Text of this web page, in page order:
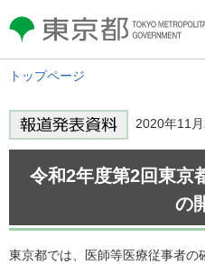
東京都 TOKYO METROPOLITAN
GOVERNMENT
トップページ
2020年11
令和2年度第2回東京
の
東京都では、医師等医療従事者の